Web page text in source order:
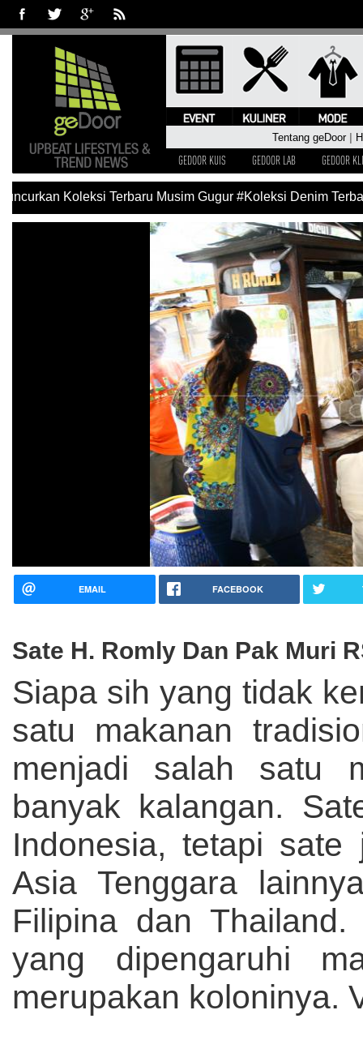
Tentang geDoor|
GEDOOR KUIS GEDOOR LAB GEDOOR
Koleksi Terbaru Musim Gugur #Koleksi Denim Terbaru
EMAIL FACEBOOK
Sate H. Romly Dan Pak Muri
Siapa sih yang tidak
satu makanan
menjadi salah satu
banyak kalangan.
Indonesia, tetapi
Asia Tenggara
Filipina dan
yang dipengaruhi
merupakan koloninya.